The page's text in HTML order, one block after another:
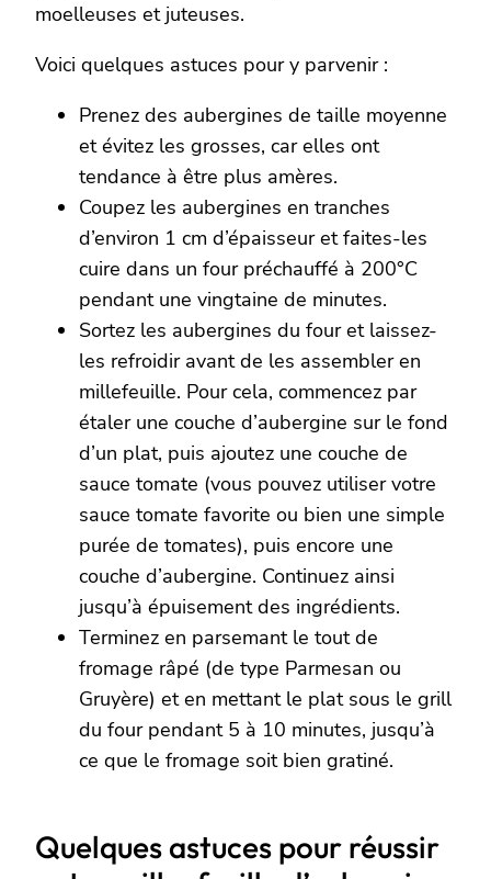
moelleuses et juteuses.
Voici quelques astuces pour y parvenir :
Prenez des aubergines de taille moyenne
et évitez les grosses, car elles ont
tendance à être plus amères.
Coupez les aubergines en tranches
d’environ 1 cm d’épaisseur et faites-les
cuire dans un four préchauffé à 200°C
pendant une vingtaine de minutes.
Sortez les aubergines du four et laissez-
les refroidir avant de les assembler en
millefeuille. Pour cela, commencez par
étaler une couche d’aubergine sur le fond
d’un plat, puis ajoutez une couche de
sauce tomate (vous pouvez utiliser votre
sauce tomate favorite ou bien une simple
purée de tomates), puis encore une
couche d’aubergine. Continuez ainsi
jusqu’à épuisement des ingrédients.
Terminez en parsemant le tout de
fromage râpé (de type Parmesan ou
Gruyère) et en mettant le plat sous le grill
du four pendant 5 à 10 minutes, jusqu’à
ce que le fromage soit bien gratiné.
Quelques astuces pour réussir